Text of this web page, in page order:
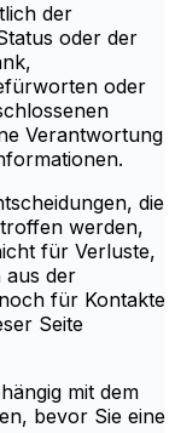
der
oder der
oder
Verantwortung
die
werden,
für Verluste,
aus der
für Kontakte
Seite
mit dem
bevor Sie eine